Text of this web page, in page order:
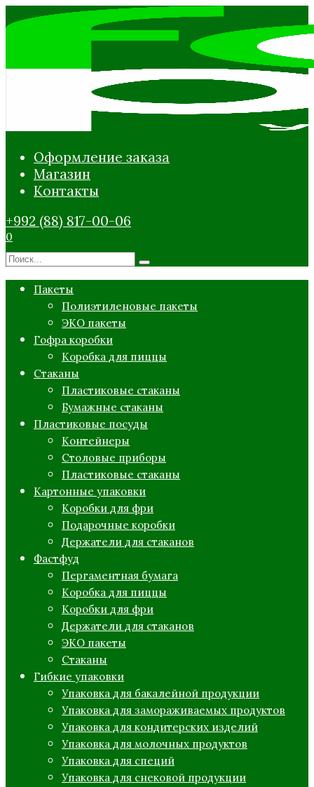
Перейти
к
Оформление заказа
Магазин
Контакты
+992 (88) 817-00-06
0
Search
Пакеты
Полиэтиленовые пакеты
ЭКО пакеты
Гофра коробки
Коробка для пиццы
Стаканы
Пластиковые стаканы
Бумажные стаканы
Пластиковые посуды
Контейнеры
Столовые приборы
Пластиковые стаканы
Картонные упаковки
Коробки для фри
Подарочные коробки
Держатели для стаканов
Фастфуд
Пергаментная бумага
Коробка для пиццы
Коробки для фри
Держатели для стаканов
ЭКО пакеты
Стаканы
Гибкие упаковки
Упаковка для бакалейной продукции
Упаковка для замораживаемых продуктов
Упаковка для кондитерских изделий
Упаковка для молочных продуктов
Упаковка для специй
Упаковка для снековой продукции